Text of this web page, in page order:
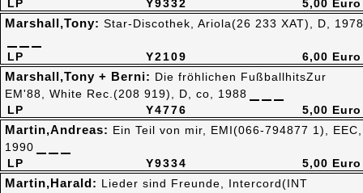
Y9332
LP
5,00 Euro
Y2109
LP
Marshall,Tony: Star-Discothek, Ariola(26 233 XAT), D, 1978
6,00 Euro
Y4776
LP
Marshall,Tony + Berni: Die fröhlichen FußballhitsZur
EM'88, White Rec.(208 919), D, co, 1988
5,00 Euro
Y9334
LP
Martin,Andreas: Ein Teil von mir, EMI(066-794877 1), EEC,
1990
5,00 Euro
Martin,Harald: Lieder sind Freunde, Intercord(INT